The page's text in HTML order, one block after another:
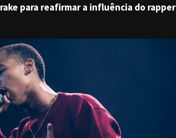
para reafirmar a influência do rapper